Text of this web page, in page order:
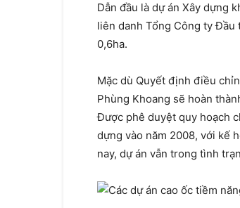
Dẫn đầu là dự án Xây dựng
liên danh Tổng Công ty Đầu
0,6ha.
Mặc dù Quyết định điều
Phùng Khoang sẽ hoàn
Được phê duyệt quy hoạch
dựng vào năm 2008, với kế
nay, dự án vẫn trong tình